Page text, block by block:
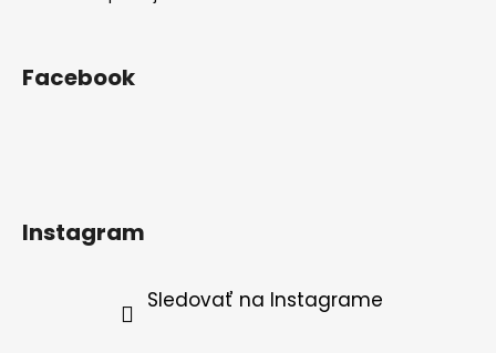
Facebook
Instagram
Sledovať na Instagrame